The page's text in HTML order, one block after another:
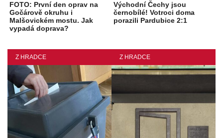
FOTO: První den oprav na
Gočárově okruhu i
Malšovickém mostu. Jak
vypadá doprava?
Východní Čechy jsou
černobílé! Votroci doma
porazili Pardubice 2:1
Z HRADCE Z HRADCE